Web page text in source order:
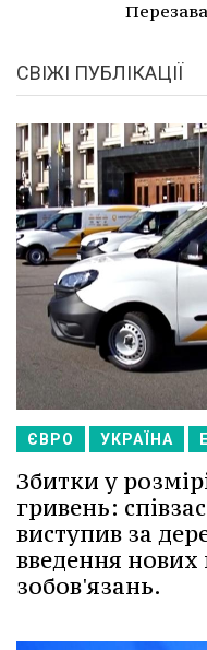
СВІЖІ ПУБЛІКАЦІЇ
ЄВРО УКРАЇНА
Збитки у
гривень:
виступив за
введення нових
зобов'язань.